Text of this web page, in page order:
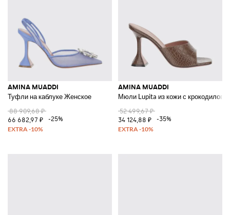
AMINA MUADDI
Туфли на каблуке Женское
88 909,68 ₽
66 682,97 ₽
-25%
AMINA MUADDI
Мюли Lupita из кожи с
52 499,67 ₽
34 124,88 ₽
-35%